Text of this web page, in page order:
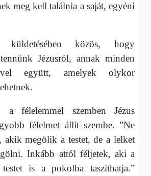
meg kell találnia a saját, egyéni
küldetésében közös, hogy
Jézusról, annak minden
együtt, amelyek olykor
a félelemmel szemben Jézus
félelmet állít szembe. ”Ne
akik megölik a testet, de a lelket
Inkább attól féljetek, aki a
is a pokolba taszíthatja.”